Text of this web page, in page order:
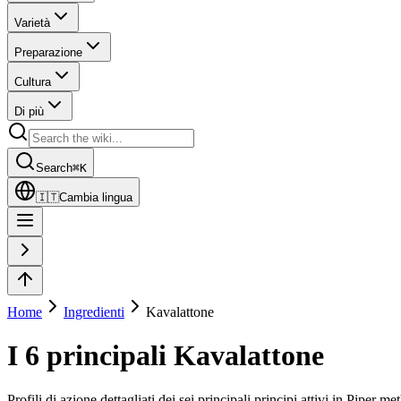
Varietà
Preparazione
Cultura
Di più
Search⌘K
🇮🇹Cambia lingua
Home Ingredienti Kavalattone
I 6 principali Kavalattone